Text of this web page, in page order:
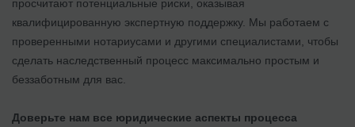
просчитают потенциальные риски, оказывая
квалифицированную экспертную поддержку. Мы работаем с
проверенными нотариусами и другими специалистами, чтобы
сделать наследственный процесс максимально простым и
беззаботным для вас.
Доверьте нам все юридические аспекты процесса